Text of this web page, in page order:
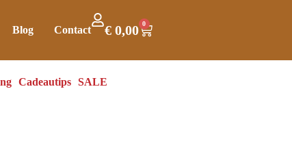
Blog Contact €0,00 0
Cadeautips SALE